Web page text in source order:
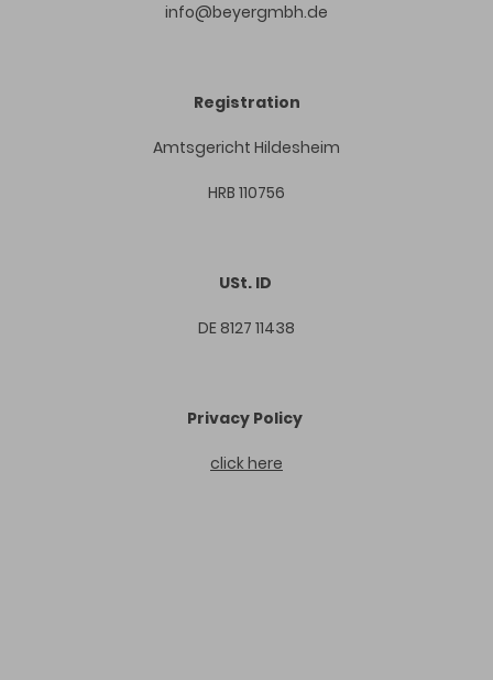
info@beyergmbh.de
Registration
Amtsgericht Hildesheim
HRB 110756
USt. ID
DE 8127 11438
Privacy Policy
click here